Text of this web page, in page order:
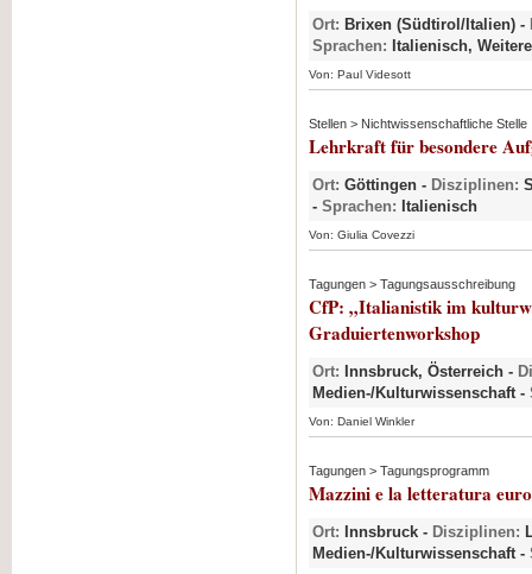
Ort: Brixen (Südtirol/Italien) -
Sprachen: Italienisch,
Von: Paul Videsott
Stellen > Nichtwissenschaftliche Stelle
Lehrkraft für besondere
Ort: Göttingen - Disziplinen:
- Sprachen: Italienisch
Von: Giulia Covezzi
Tagungen > Tagungsausschreibung
CfP: „Italianistik im
Graduiertenworkshop
Ort: Innsbruck, Österreich -
Medien-/Kulturwissenschaft -
Von: Daniel Winkler
Tagungen > Tagungsprogramm
Mazzini e la letteratura
Ort: Innsbruck - Disziplinen:
Medien-/Kulturwissenschaft -